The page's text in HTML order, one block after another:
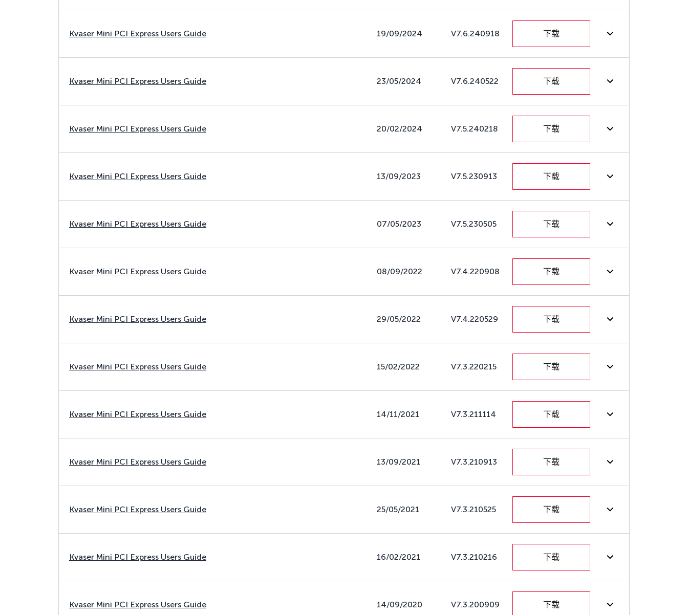
Kvaser Mini PCI Express Users Guide 19/09/2024 V7.6.240918 下载
Kvaser Mini PCI Express Users Guide 23/05/2024 V7.6.240522 下载
Kvaser Mini PCI Express Users Guide 20/02/2024 V7.5.240218 下载
Kvaser Mini PCI Express Users Guide 13/09/2023 V7.5.230913 下载
Kvaser Mini PCI Express Users Guide 07/05/2023 V7.5.230505 下载
Kvaser Mini PCI Express Users Guide 08/09/2022 V7.4.220908 下载
Kvaser Mini PCI Express Users Guide 29/05/2022 V7.4.220529 下载
Kvaser Mini PCI Express Users Guide 15/02/2022 V7.3.220215 下载
Kvaser Mini PCI Express Users Guide 14/11/2021 V7.3.211114 下载
Kvaser Mini PCI Express Users Guide 13/09/2021 V7.3.210913 下载
Kvaser Mini PCI Express Users Guide 25/05/2021 V7.3.210525 下载
Kvaser Mini PCI Express Users Guide 16/02/2021 V7.3.210216 下载
Kvaser Mini PCI Express Users Guide 14/09/2020 V7.3.200909 下载